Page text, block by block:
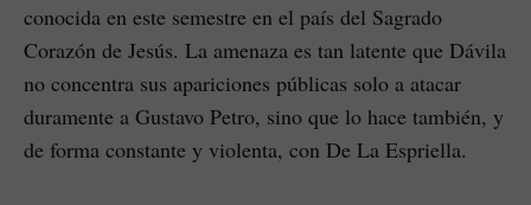
conocida en este semestre en el país del Sagrado
Corazón de Jesús. La amenaza es tan latente que Dávila
no concentra sus apariciones públicas solo a atacar
duramente a Gustavo Petro, sino que lo hace también, y
de forma constante y violenta, con De La Espriella.